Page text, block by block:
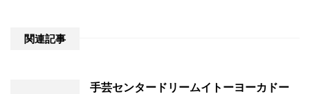
関連記事
手芸センタードリームイトーヨーカドー